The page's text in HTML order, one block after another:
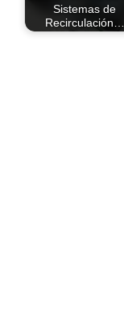
Sistemas de
Recirculación…